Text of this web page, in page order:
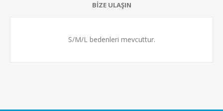
BİZE ULAŞIN
S/M/L bedenleri mevcuttur.